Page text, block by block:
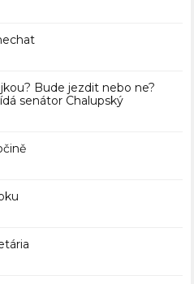
Bude jezdit nebo ne?
senátor Chalupský